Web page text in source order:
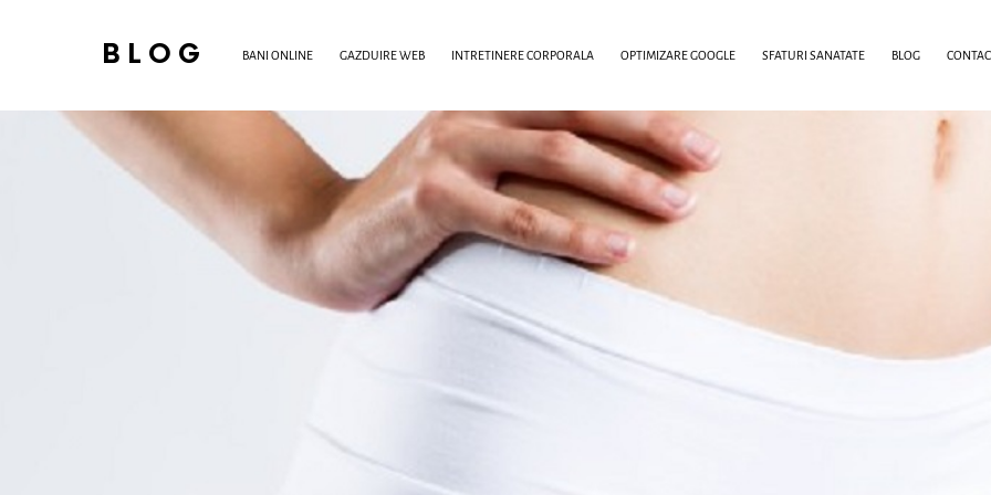
BLOG BANI ONLINE GAZDUIRE WEB INTRETINERE CORPORALA OPTIMIZARE GOOGLE SFATURI SANATATE BLOG